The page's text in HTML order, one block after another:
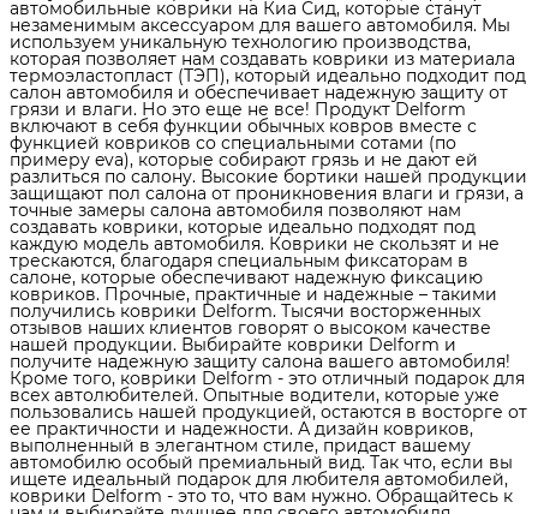
автомобильные коврики на Киа Сид, которые станут
незаменимым аксессуаром для вашего автомобиля. Мы
используем уникальную технологию производства,
которая позволяет нам создавать коврики из материала
термоэластопласт (ТЭП), который идеально подходит под
салон автомобиля и обеспечивает надежную защиту от
грязи и влаги. Но это еще не все! Продукт Delform
включают в себя функции обычных ковров вместе с
функцией ковриков со специальными сотами (по
примеру eva), которые собирают грязь и не дают ей
разлиться по салону. Высокие бортики нашей продукции
защищают пол салона от проникновения влаги и грязи, а
точные замеры салона автомобиля позволяют нам
создавать коврики, которые идеально подходят под
каждую модель автомобиля. Коврики не скользят и не
трескаются, благодаря специальным фиксаторам в
салоне, которые обеспечивают надежную фиксацию
ковриков. Прочные, практичные и надежные – такими
получились коврики Delform. Тысячи восторженных
отзывов наших клиентов говорят о высоком качестве
нашей продукции. Выбирайте коврики Delform и
получите надежную защиту салона вашего автомобиля!
Кроме того, коврики Delform - это отличный подарок для
всех автолюбителей. Опытные водители, которые уже
пользовались нашей продукцией, остаются в восторге от
ее практичности и надежности. А дизайн ковриков,
выполненный в элегантном стиле, придаст вашему
автомобилю особый премиальный вид. Так что, если вы
ищете идеальный подарок для любителя автомобилей,
коврики Delform - это то, что вам нужно. Обращайтесь к